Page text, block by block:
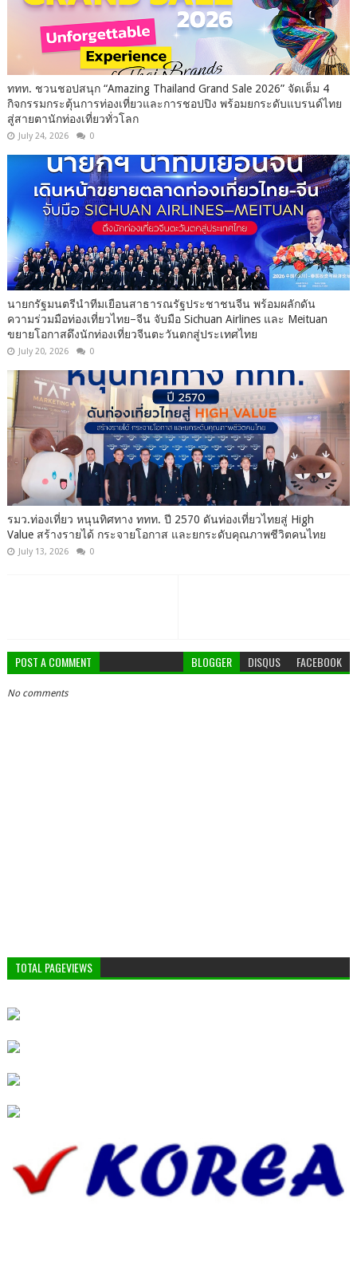
ททท. ชวนชอปสนุก “Amazing Thailand Grand Sale 2026” จัดเต็ม 4
กิจกรรมกระตุ้นการท่องเที่ยวและการชอปปิง พร้อมยกระดับแบรนด์ไทย
สู่สายตานักท่องเที่ยวทั่วโลก
July 24, 2026 0
นายกรัฐมนตรีนำทีมเยือนสาธารณรัฐประชาชนจีน พร้อมผลักดัน
ความร่วมมือท่องเที่ยวไทย–จีน จับมือ Sichuan Airlines และ Meituan
ขยายโอกาสดึงนักท่องเที่ยวจีนตะวันตกสู่ประเทศไทย
July 20, 2026 0
รมว.ท่องเที่ยว หนุนทิศทาง ททท. ปี 2570 ดันท่องเที่ยวไทยสู่ High
Value สร้างรายได้ กระจายโอกาส และยกระดับคุณภาพชีวิตคนไทย
July 13, 2026 0
POST A COMMENT BLOGGER DISQUS FACEBOOK
No comments
TOTAL PAGEVIEWS